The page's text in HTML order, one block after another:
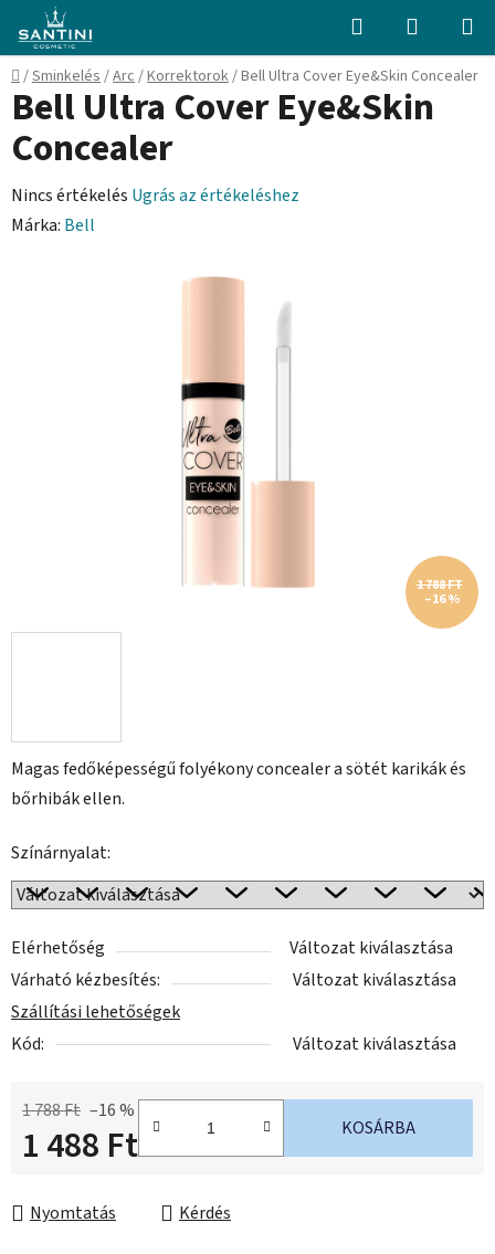
fő
tartalomhoz
Keresés KOSÁR
Kezdőlap
/Sminkelés/Arc/Korrektorok/Bell Ultra Cover Eye&Skin Concealer
Magas fedőképességű folyékony concealer a sötét karikák és
bőrhibák ellen.
Színárnyalat:
Elérhetőség
Változat kiválasztása
Várható kézbesítés:
Változat kiválasztása
Szállítási lehetőségek
Kód:
Változat kiválasztása
1 788 Ft –16 %
1 488 Ft KOSÁRBA
Nyomtatás Kérdés
Bell Ultra Cover Eye&Skin
Concealer
A
termék
Nincs értékelés Ugrás az értékeléshez
Márka: Bell
1 788 FT
–16 %